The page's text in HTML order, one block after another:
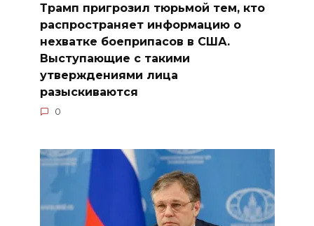
Трамп пригрозил тюрьмой тем, кто
распространяет информацию о
нехватке боеприпасов в США.
Выступающие с такими
утверждениями лица
разыскиваются
0